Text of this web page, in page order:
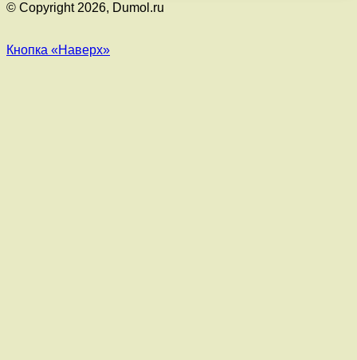
© Copyright 2026, Dumol.ru
Кнопка «Наверх»